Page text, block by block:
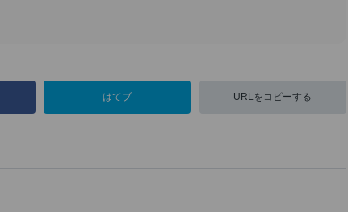
はてブ URLをコピーする